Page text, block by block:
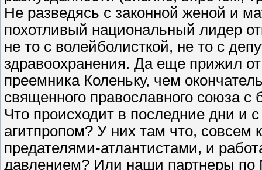
Не разведясь с законной женой и
похотливый национальный лидер
не то с волейболисткой, не то с
здравоохранения. Да еще прижил
преемника Коленьку, чем
священного православного союза с
Что происходит в последние дни и
агитпропом? У них там что,
предателями-атлантистами, и
давлением? Или наши партнеры по